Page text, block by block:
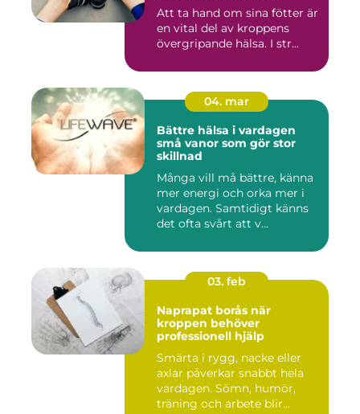
Att ta hand om sina fötter är
en vital del av kroppens
övergripande hälsa. I str...
04. mar
Bättre hälsa i vardagen
små vanor som gör stor
skillnad
Många vill må bättre, känna
mer energi och orka mer i
vardagen. Samtidigt känns
det ofta svårt att v...
03. feb
Naprapat borås när
kroppen behöver
professionell hjälp
Smärta i rygg, nacke eller
axlar påverkar snabbt hela
vardagen. Sömn, humör,
träning och arbete blir...